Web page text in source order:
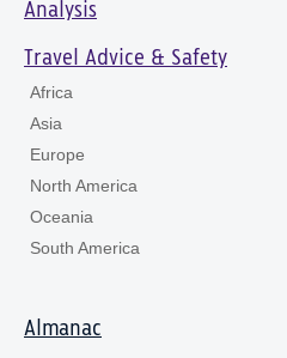
Analysis
Travel Advice & Safety
Africa
Asia
Europe
North America
Oceania
South America
Almanac